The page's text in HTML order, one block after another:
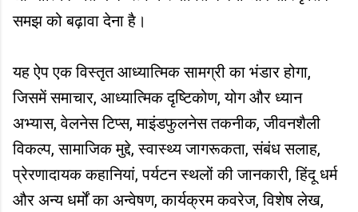
समझ को बढ़ावा देना है।
यह ऐप एक विस्तृत आध्यात्मिक सामग्री का भंडार होगा,
जिसमें समाचार, आध्यात्मिक दृष्टिकोण, योग और ध्यान
अभ्यास, वेलनेस टिप्स, माइंडफुलनेस तकनीक, जीवनशैली
विकल्प, सामाजिक मुद्दे, स्वास्थ्य जागरूकता, संबंध सलाह,
प्रेरणादायक कहानियां, पर्यटन स्थलों की जानकारी, हिंदू धर्म
और अन्य धर्मों का अन्वेषण, कार्यक्रम कवरेज, विशेष लेख,